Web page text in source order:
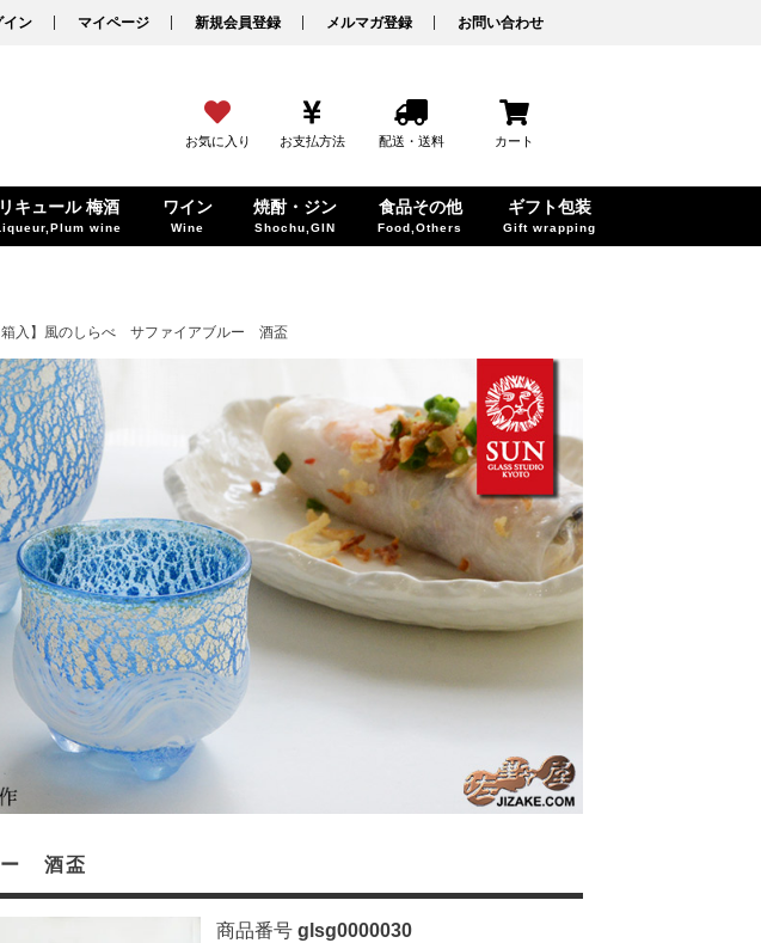
イン マイページ 新規会員登録 メルマガ登録 お問い合わせ
お気に入り お支払方法 配送・送料 カート
リキュール 梅酒
wine
ワイン
Wine
焼酎・ジン
Shochu,GIN
食品その他
Food,Others
ギフト包装
Gift wrapping
箱入】風のしらべ サファイアブルー 酒盃
ー 酒盃
商品番号 glsg0000030